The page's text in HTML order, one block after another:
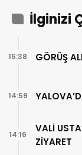
İlginizi
GÖRÜŞ
15:38
14:59
VALİ
ZİYARET
14:16